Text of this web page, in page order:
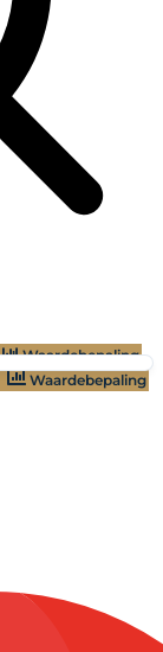
Waardebepaling
Waardebepaling